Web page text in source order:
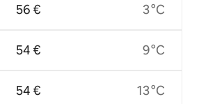
56 €
54 €
54 €
3 °C
9 °C
13 °C